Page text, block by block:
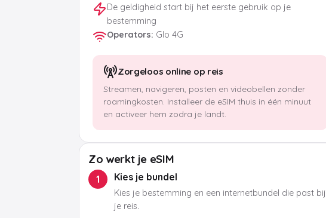
De geldigheid start bij het eerste gebruik op je
bestemming
Operators: Glo 4G
Zorgeloos online op reis
Streamen, navigeren, posten en videobellen zonder
roamingkosten. Installeer de eSIM thuis in één minuut
en activeer hem zodra je landt.
Zo werkt je eSIM
1 Kies je bundel
Kies je bestemming en een internetbundel die past bij
je reis.